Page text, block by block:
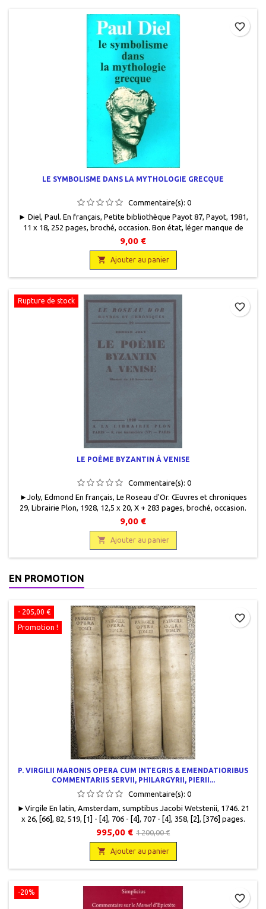
LE SYMBOLISME DANS LA MYTHOLOGIE GRECQUE
Commentaire(s): 0
► Diel, Paul. En français, Petite bibliothèque Payot 87, Payot, 1981,
11 x 18, 252 pages, broché, occasion. Bon état, léger manque de
papier sur le dos, papier un peu jauni, quelques
rousseurs.9782228308755
9,00 €
 Ajouter au panier
favorite_border
Rupture de stock
LE POÈME BYZANTIN À VENISE
Commentaire(s): 0
►Joly, Edmond En français, Le Roseau d'Or. Œuvres et chroniques
29, Librairie Plon, 1928, 12,5 x 20, X + 283 pages, broché, occasion .
Bon état. Rousseurs plus ou moins marquées selon les pages. Livre
protégé par une couverture plastique. Exemplaire numéroté sur
papier d'Alfa. 299 g.
9,00 €
 Ajouter au panier
favorite_border
EN PROMOTION
- 205,00 €
Promotion !
P. VIRGILII MARONIS OPERA CUM INTEGRIS & EMENDATIORIBUS
COMMENTARIIS SERVII, PHILARGYRII, PIERII...
Commentaire(s): 0
► Virgile En latin, Amsterdam, sumptibus Jacobi Wetstenii, 1746. 21
x 26, [66], 82, 519, [1] - [4], 706 - [4], 707 - [4], 358, [2], [376] pages.
Quatre tomes reliés plein vélin en bon état, manque de vélin (3 cm)
sur la tranche du coin bas recto (tome III). Dos lisse avec titre en
écriture manuscrite à l'encre noire. Tranche jaspée points rouges....
995,00 € 1 200,00 €
 Ajouter au panier
favorite_border
-20%
favorite_border